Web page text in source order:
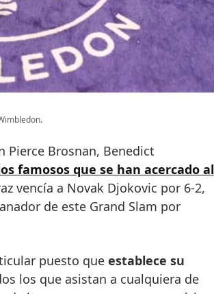
Pierce Brosnan, Benedict
famosos que se han acercado al
vencía a Novak Djokovic por 6-2,
de este Grand Slam por
puesto que establece su
los que asistan a cualquiera de